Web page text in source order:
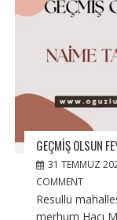
GEÇMIŞ OLSUN
31 TEMMUZ
COMMENT
Resullü
merhum Hacı